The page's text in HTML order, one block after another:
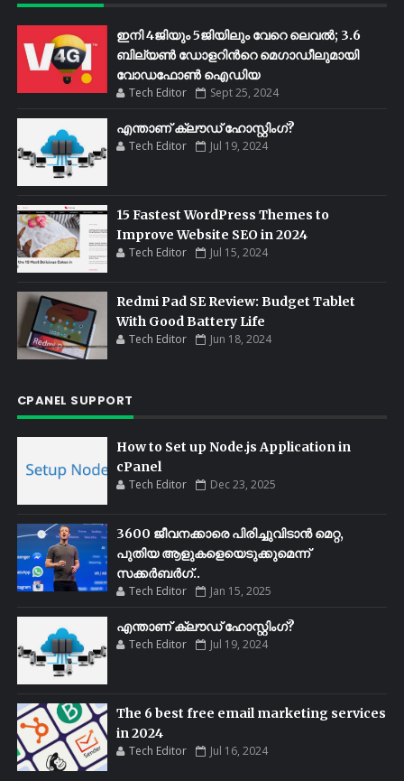
ഇനി 4ജിയും 5ജിയിലും വേറെ ലെവൽ; 3.6
ബില്യണ്‍ ഡോളറിന്‍റെ മെഗാഡീലുമായി
വോഡഫോണ്‍ ഐഡിയ
Tech Editor Sept 25, 2024
എന്താണ് ക്ലൗഡ് ഹോസ്റ്റിംഗ്?
Tech Editor Jul 19, 2024
15 Fastest WordPress Themes to
Improve Website SEO in 2024
Tech Editor Jul 15, 2024
Redmi Pad SE Review: Budget Tablet
With Good Battery Life
Tech Editor Jun 18, 2024
CPANEL SUPPORT
How to Set up Node.js Application in
cPanel
Tech Editor Dec 23, 2025
3600 ജീവനക്കാരെ പിരിച്ചുവിടാൻ മെറ്റ,
പുതിയ ആളുകളെയെടുക്കുമെന്ന്
സക്കർബർഗ്..
Tech Editor Jan 15, 2025
എന്താണ് ക്ലൗഡ് ഹോസ്റ്റിംഗ്?
Tech Editor Jul 19, 2024
The 6 best free email marketing services
in 2024
Tech Editor Jul 16, 2024